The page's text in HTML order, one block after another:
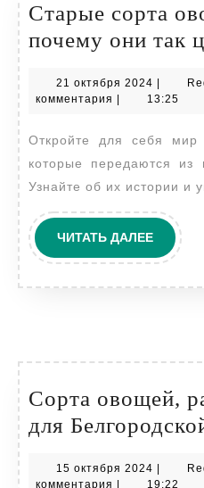
Старые сорта
почему они так
21 октября 2024 21
октября
комментария
13:25
Откройте для себя мир старых сортов овощей,
которые передаются из
Узнайте об их истории и
ЧИТАТЬ ДАЛЕЕЧИТАТЬ
ДАЛЕЕ
Сорта овощей,
для
15 октября 2024 15
октября
|
комментария | 19:22